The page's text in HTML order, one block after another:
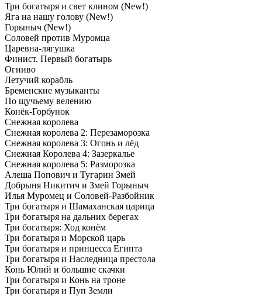
Три богатыря и свет клином (New!)
Яга на нашу голову (New!)
Горыныч (New!)
Соловей против Муромца
Царевна-лягушка
Финист. Первый богатырь
Огниво
Летучий корабль
Бременские музыканты
По щучьему велению
Конёк-Горбунок
Снежная королева
Снежная королева 2: Перезаморозка
Снежная королева 3: Огонь и лёд
Снежная Королева 4: Зазеркалье
Снежная королева 5: Разморозка
Алеша Попович и Тугарин Змей
Добрыня Никитич и Змей Горыныч
Илья Муромец и Соловей-Разбойник
Три богатыря и Шамаханская царица
Три богатыря на дальних берегах
Три богатыря: Ход конём
Три богатыря и Морской царь
Три богатыря и принцесса Египта
Три богатыря и Наследница престола
Конь Юлий и большие скачки
Три богатыря и Конь на троне
Три богатыря и Пуп Земли